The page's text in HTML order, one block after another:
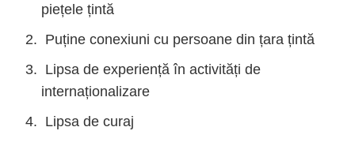
piețele țintă
Puține conexiuni cu persoane din țara țintă
Lipsa de experiență în activități de
internaționalizare
Lipsa de curaj